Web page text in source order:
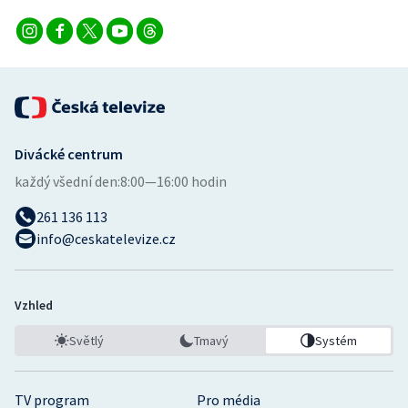
TV program Pro média
Divácké centrum
každý všední den:8:00—16:00 hodin
261 136 113
info@ceskatelevize.cz
Vzhled
Světlý Tmavý Systém